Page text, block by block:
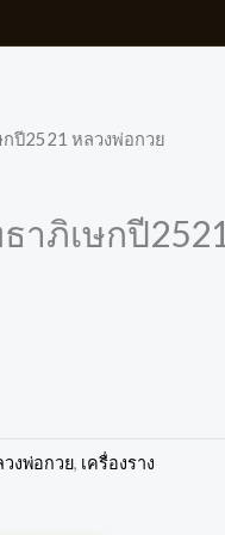
ปี2521 หลวงพ่อกวย
าภิเษกปี2521
วงพ่อกวย, เครื่องราง